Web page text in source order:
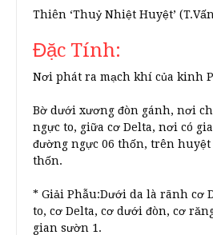
Thiên ‘Thuỷ Nhiệt Huyệt’
Đặc Tính:
Nơi phát ra mạch khí của kinh
Bờ dưới xương đòn gánh, nơi
ngực to, giữa cơ Delta, nơi có
đường ngực 06 thốn, trên huyệt
thốn.
* Giải Phẫu:Dưới da là rãnh cơ
to, cơ Delta, cơ dưới đòn, cơ
gian sườn 1.